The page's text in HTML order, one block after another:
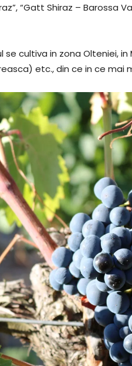
“Gatt Shiraz – Barossa
se cultiva in zona Olteniei,
etc., din ce in ce